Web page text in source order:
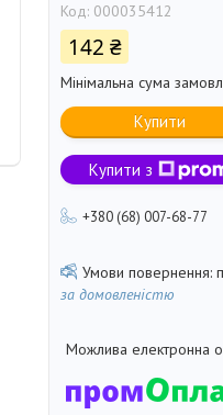
Код: 000035412
142 ₴
Мінімальна сума
Купити
Купити з
+380 (68) 007-68-77
за домовленістю